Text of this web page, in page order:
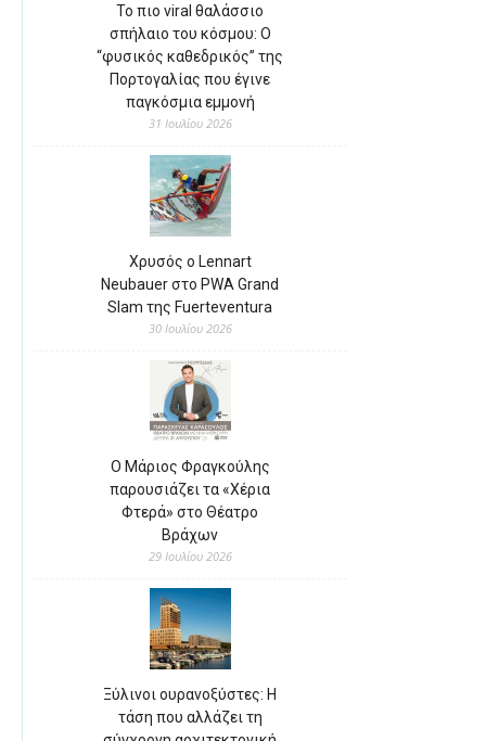
Το πιο viral θαλάσσιο
σπήλαιο του κόσμου: Ο
“φυσικός καθεδρικός” της
Πορτογαλίας που έγινε
παγκόσμια εμμονή
31 Ιουλίου 2026
Χρυσός ο Lennart
Neubauer στο PWA Grand
Slam της Fuerteventura
30 Ιουλίου 2026
Ο Μάριος Φραγκούλης
παρουσιάζει τα «Χέρια
Φτερά» στο Θέατρο
Βράχων
29 Ιουλίου 2026
Ξύλινοι ουρανοξύστες: Η
τάση που αλλάζει τη